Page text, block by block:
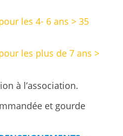
les 4- 6 ans > 35
les plus de 7 ans >
à l’association.
et gourde